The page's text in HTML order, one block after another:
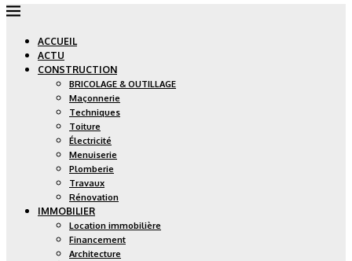
ACCUEIL
ACTU
CONSTRUCTION
BRICOLAGE & OUTILLAGE
Maçonnerie
Techniques
Toiture
Électricité
Menuiserie
Plomberie
Travaux
Rénovation
IMMOBILIER
Location immobilière
Financement
Architecture